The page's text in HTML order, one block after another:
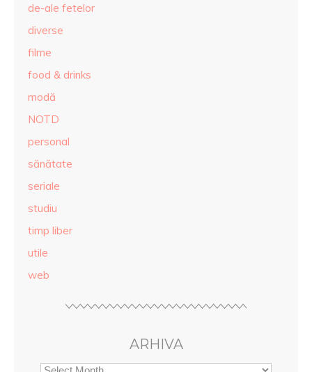
de-ale fetelor
diverse
filme
food & drinks
modă
NOTD
personal
sănătate
seriale
studiu
timp liber
utile
web
ARHIVA